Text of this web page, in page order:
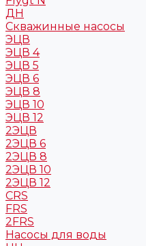
ДН
Скважинные насосы
ЭЦВ
ЭЦВ 4
ЭЦВ 5
ЭЦВ 6
ЭЦВ 8
ЭЦВ 10
ЭЦВ 12
2ЭЦВ
2ЭЦВ 6
2ЭЦВ 8
2ЭЦВ 10
2ЭЦВ 12
CRS
FRS
2FRS
Насосы для воды